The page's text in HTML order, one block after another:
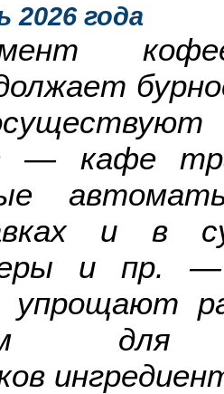
2026 года
— кафе
и в
и пр.
упрощают
для